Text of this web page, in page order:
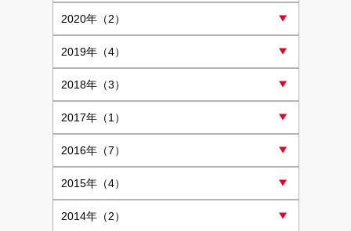
2020年（2）
2019年（4）
2018年（3）
2017年（1）
2016年（7）
2015年（4）
2014年（2）